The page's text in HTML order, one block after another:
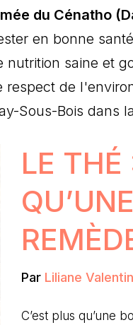
du Cénatho
en bonne
saine et
de
Sous-Bois dans
LE THÉ
Par Liliane
C’est plus qu’une